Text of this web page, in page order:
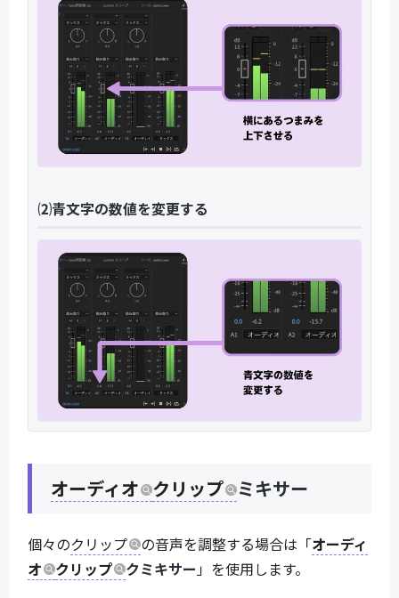
⑵青文字の数値を変更する
オーディオ クリップ ミキサー
個々のクリップ の音声を調整する場合は「オーディ
オ
クリップ クミキサー」を使用します。